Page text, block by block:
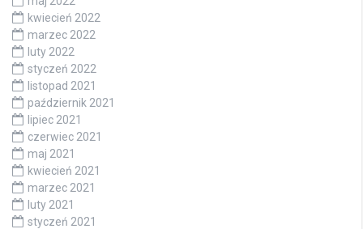
kwiecień 2022
marzec 2022
luty 2022
styczeń 2022
listopad 2021
październik 2021
lipiec 2021
czerwiec 2021
maj 2021
kwiecień 2021
marzec 2021
luty 2021
styczeń 2021